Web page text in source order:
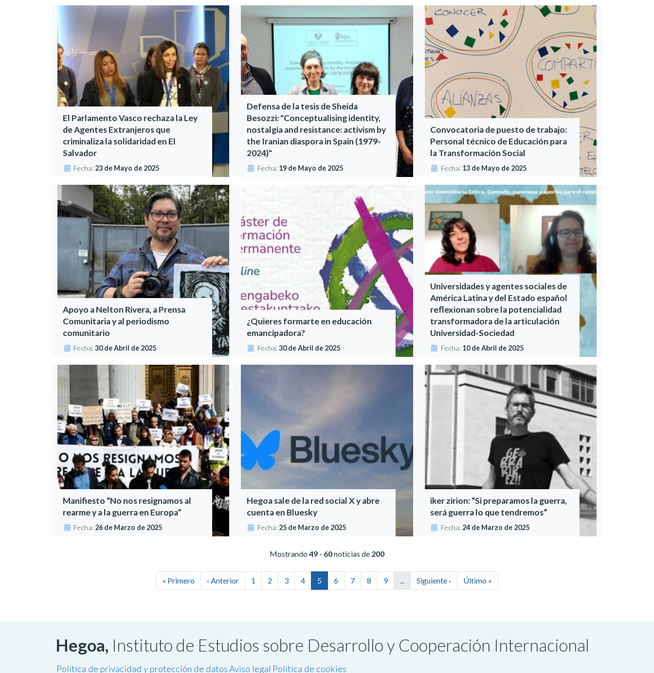
El Parlamento Vasco rechaza la Ley
de Agentes Extranjeros que
criminaliza la solidaridad en El
Salvador
Fecha: 23 de Mayo de 2025
Defensa de la tesis de Sheida
Besozzi: "Conceptualising identity,
nostalgia and resistance: activism by
the Iranian diaspora in Spain (1979-
2024)"
Fecha: 19 de Mayo de 2025
Convocatoria de puesto de trabajo:
Personal técnico de Educación para
la Transformación Social
Fecha: 13 de Mayo de 2025
Apoyo a Nelton Rivera, a Prensa
Comunitaria y al periodismo
comunitario
Fecha:30 de Abril de 2025
¿Quieres formarte en educación
emancipadora?
Fecha:30 de Abril de 2025
Universidades y agentes sociales de
América Latina y del Estado español
reflexionan sobre la potencialidad
transformadora de la articulación
Universidad-Sociedad
Fecha: 10 de Abril de 2025
Manifiesto “No nos resignamos al
rearme y a la guerra en Europa”
Fecha: 26 de Marzo de 2025
Hegoa sale de la red social X y abre
cuenta en Bluesky
Fecha: 25 de Marzo de 2025
iker zirion: “Si preparamos la guerra,
será guerra lo que tendremos”
Fecha: 24 de Marzo de 2025
Mostrando 49 - 60noticias de 200
« Primero ‹ Anterior 1 2 3 4 5 6 7 8 9 ... Siguiente › Último »
Hegoa, Instituto de Estudios sobre Desarrollo y Cooperación Internacional
Política de privacidad y protección de datosAviso legal Política de cookies